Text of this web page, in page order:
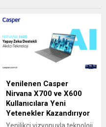
Yenilenen Casper
Nirvana X700 ve X600
Kullanıcılara Yeni
Yetenekler Kazandırıyor